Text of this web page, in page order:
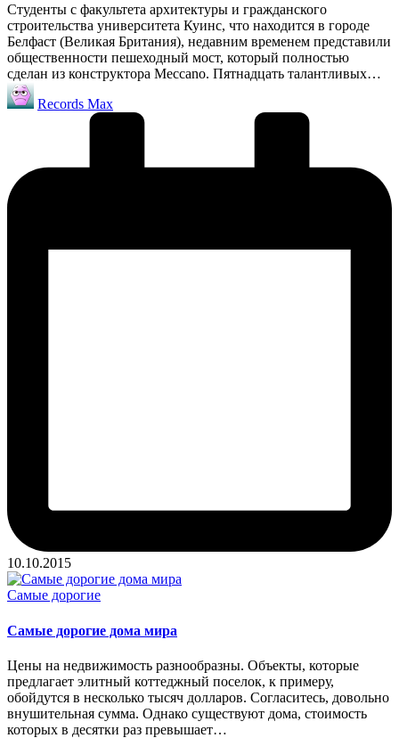
Студенты с факультета архитектуры и гражданского
строительства университета Куинс, что находится в городе
Белфаст (Великая Британия), недавним временем представили
общественности пешеходный мост, который полностью
сделан из конструктора Meccano. Пятнадцать талантливых…
Запись
от
Records Max
10.10.2015
Опубликовано
Самые дорогие
Самые дорогие дома мира
Цены на недвижимость разнообразны. Объекты, которые
предлагает элитный коттеджный поселок, к примеру,
обойдутся в несколько тысяч долларов. Согласитесь, довольно
внушительная сумма. Однако существуют дома, стоимость
которых в десятки раз превышает…